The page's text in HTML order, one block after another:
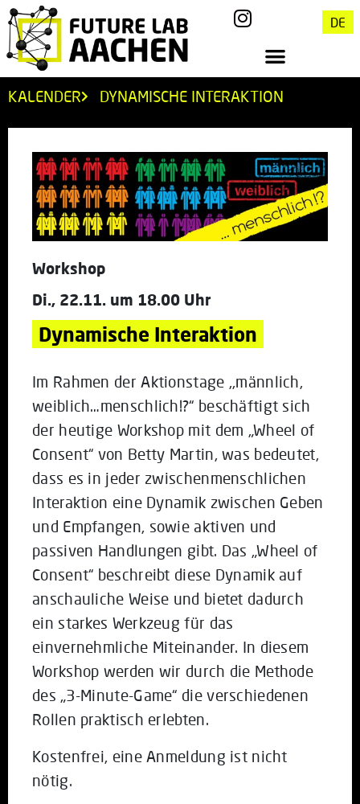
DE
KALENDER DYNAMISCHE INTERAKTION
Workshop
Di., 22.11. um 18.00 Uhr
Dynamische Interaktion
Im Rahmen der Aktionstage ,,männlich,
weiblich…menschlich!?“ beschäftigt sich
der heutige Workshop mit dem „Wheel of
Consent“ von Betty Martin, was bedeutet,
dass es in jeder zwischenmenschlichen
Interaktion eine Dynamik zwischen Geben
und Empfangen, sowie aktiven und
passiven Handlungen gibt. Das „Wheel of
Consent“ beschreibt diese Dynamik auf
anschauliche Weise und bietet dadurch
ein starkes Werkzeug für das
einvernehmliche Miteinander. In diesem
Workshop werden wir durch die Methode
des „3-Minute-Game“ die verschiedenen
Rollen praktisch erlebten.
Kostenfrei, eine Anmeldung ist nicht
nötig.